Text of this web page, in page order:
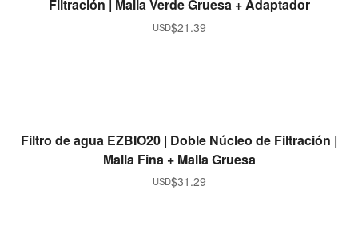
Filtración | Malla Verde Gruesa + Adaptador
$21.39
USD
READ MORE
Filtro de agua EZBIO20 | Doble Núcleo de Filtración |
Malla Fina + Malla Gruesa
$31.29
USD